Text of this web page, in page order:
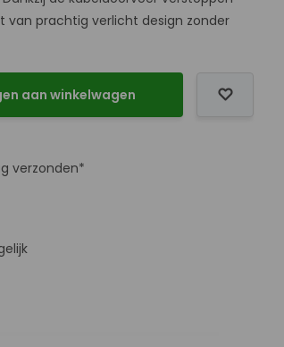
van prachtig verlicht design zonder
aan winkelwagen
verzonden*